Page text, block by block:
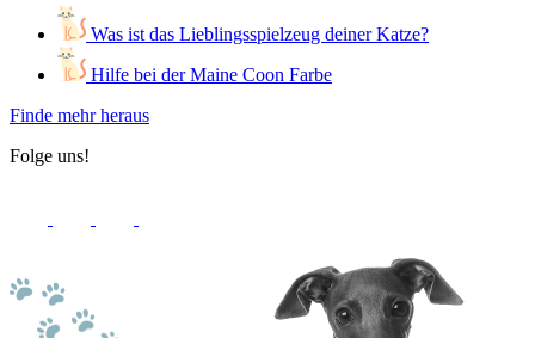
Was ist das Lieblingsspielzeug deiner Katze?
Hilfe bei der Maine Coon Farbe
Finde mehr heraus
Folge uns!